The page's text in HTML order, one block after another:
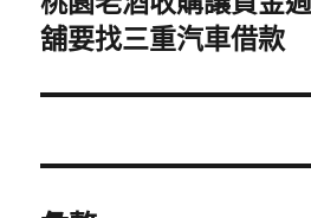
一
文
舖要找三重汽車借款